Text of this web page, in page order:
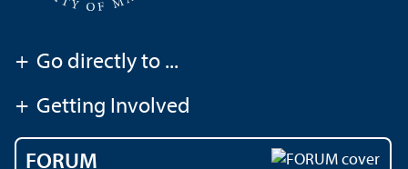
+ Go directly to ...
+ Getting Involved
FORUM